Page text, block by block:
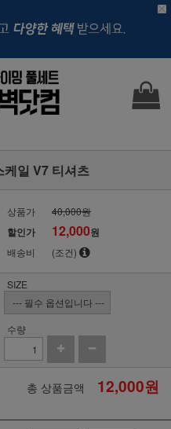
일 V7 티셔츠
상품가 40,000원
할인가 12,000원
배송비 (조건)
SIZE
수량
총 상품금액 12,000원